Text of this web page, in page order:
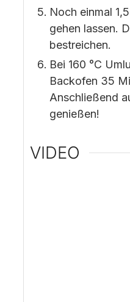
Noch einmal
gehen lassen.
bestreichen.
Bei 160 °C
Backofen 35
Anschließend
genießen!
VIDEO